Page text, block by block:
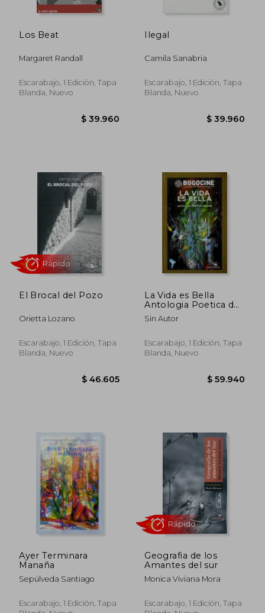
$ 99.900
Los Beat
Margaret Randall
Escarabajo, 1 Edición, Tapa
Blanda, Nuevo
$ 39.960
Ilegal
Camila Sanabria
Escarabajo, 1 Edición, Tapa
Blanda, Nuevo
El Brocal del Pozo
Orietta Lozano
Escarabajo, 1 Edición, Tapa
Blanda, Nuevo
La Vida es Bella
Antologia Poetica de
Cine
Sin Autor
Escarabajo, 1 Edición, Tapa
Blanda, Nuevo
Ayer Terminara
Manaña
Sepúlveda Santiago
Escarabajo, 1 Edición, Tapa
Geografia de los
Amantes del sur
Monica Viviana Mora
Escarabajo, 1 Edición, Tapa